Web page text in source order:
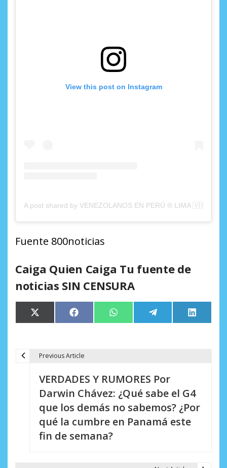
View this post on Instagram
A post shared by VENEZOLANOS EN PERÚ ® LIMA 🇻🇪🇵🇪
Fuente 800noticias
Caiga Quien Caiga Tu fuente de
noticias SIN CENSURA
Compartir
en
X
(Twitter)
Compartir
en
Facebook Compartir
en
WhatsApp Compartir
en
Telegram
en
LinkedIn
Previous Article
VERDADES Y RUMORES Por
Darwin Chávez: ¿Qué sabe el G4
que los demás no sabemos? ¿Por
qué la cumbre en Panamá este
fin de semana?